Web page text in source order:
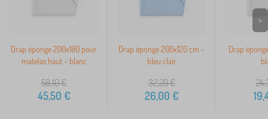
Drap éponge 200x180 pour
matelas haut - blanc
58,10€
45,50 €
Drap éponge 200x120 cm -
bleu clair
32,20€
26,00 €
Drap
>